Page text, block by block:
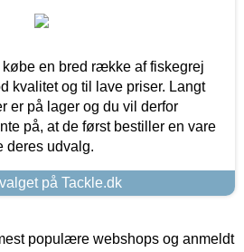
købe en bred række af fiskegrej
kvalitet og til lave priser. Langt
er på lager og du vil derfor
på, at de først bestiller en vare
deres udvalg.
på Tackle.dk
populære webshops og anmeldt